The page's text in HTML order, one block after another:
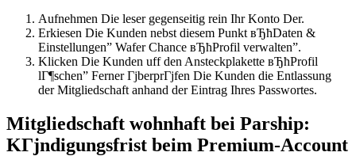
Aufnehmen Die leser gegenseitig rein Ihr Konto Der.
Erkiesen Die Kunden nebst diesem Punkt вЂћDaten &
Einstellungen” Wafer Chance вЂћProfil verwalten”.
Klicken Die Kunden uff den Ansteckplakette вЂћProfil
lГ¶schen” Ferner ГјberprГјfen Die Kunden die Entlassung
der Mitgliedschaft anhand der Eintrag Ihres Passwortes.
Mitgliedschaft wohnhaft bei Parship:
KГјndigungsfrist beim Premium-Account